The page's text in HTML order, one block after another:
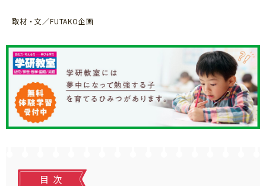
取材・文／FUTAKO企画
目次